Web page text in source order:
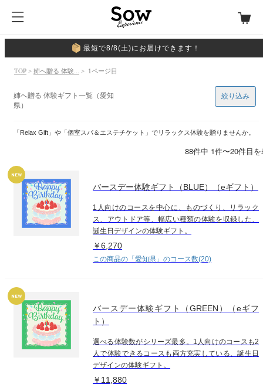
最短で8/8(土)にお届けできます！
TOP > 姉へ贈る 体験... > 1ページ目
姉へ贈る 体験ギフト一覧（愛知
県）
「Relax Gift」や「個室スパ＆エステチケット」でリラックス体験を贈りませんか。
絞り込み
88件中 1件〜20件目
バースデー体験ギフト（BLUE）（eギフト）
1人向けのコースを中心に、ものづくり、リラック
ス、アウトドア等、幅広い種類の体験を収録した、
誕生日デザインの体験ギフト。
￥6,270
この商品の「愛知県」のコース数(20)
バースデー体験ギフト（GREEN）（eギフ
ト）
選べる体験数がシリーズ最多。1人向けのコースも2
人で体験できるコースも両方充実している、誕生日
デザインの体験ギフト。
￥11,880